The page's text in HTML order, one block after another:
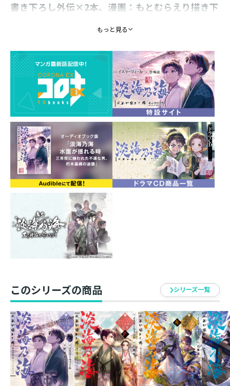
書き下ろし外伝×2本、漫画：もとむらえり描き下
息子・堅綱を征夷大将軍に就任させることで、「幕府」
という政【まつりごと】の形に終止符を打った。
そして新たに開いた政の府は相国府【しょうこくふ】。
相国として最初の仕事は外交――対馬、琉球、朝鮮、そし
て、背後に存在する大帝国・明。
"日本"としての舵取りに頭を悩ませる中、四国では動乱
の兆しが……？
ついに世界へと漕ぎ出した戦国サバイバル小説、最新
刊！
※本作品の電子版には本編終了後に『北政所様の御化粧
係～戦国の世だって美容オタクは趣味に生きたいのです
～』（著：笹倉のり）のお試し版が収録されています。
もっと見る
このシリーズの商品 シリーズ一覧